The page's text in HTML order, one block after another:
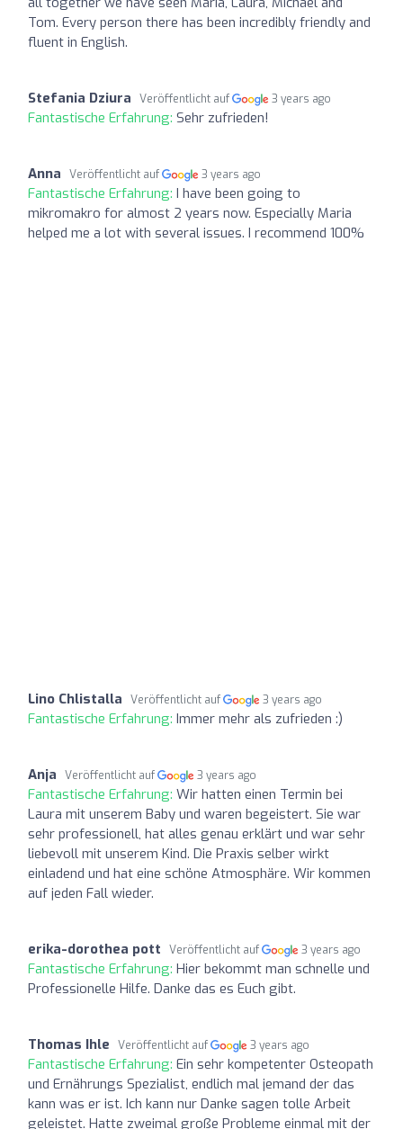
Tom. Every person there has been incredibly friendly and
fluent in English.
Stefania Dziura Veröffentlicht auf 3 years ago
Fantastische Erfahrung: Sehr zufrieden!
Anna Veröffentlicht auf 3 years ago
Fantastische Erfahrung: I have been going to
mikromakro for almost 2 years now. Especially Maria
helped me a lot with several issues. I recommend 100%
Lino Chlistalla Veröffentlicht auf 3 years ago
Fantastische Erfahrung: Immer mehr als zufrieden :)
Anja Veröffentlicht auf 3 years ago
Fantastische Erfahrung: Wir hatten einen Termin bei
Laura mit unserem Baby und waren begeistert. Sie war
sehr professionell, hat alles genau erklärt und war sehr
liebevoll mit unserem Kind. Die Praxis selber wirkt
einladend und hat eine schöne Atmosphäre. Wir kommen
auf jeden Fall wieder.
erika-dorothea pott Veröffentlicht auf 3 years ago
Fantastische Erfahrung: Hier bekommt man schnelle und
Professionelle Hilfe. Danke das es Euch gibt.
Thomas Ihle Veröffentlicht auf 3 years ago
Fantastische Erfahrung: Ein sehr kompetenter Osteopath
und Ernährungs Spezialist, endlich mal jemand der das
kann was er ist. Ich kann nur Danke sagen tolle Arbeit
geleistet. Hatte zweimal große Probleme einmal mit der